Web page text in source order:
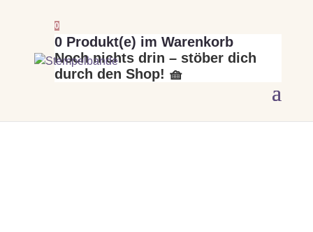
0
0 Produkt(e) im Warenkorb
Noch nichts drin – stöber dich
durch den Shop! 🧺